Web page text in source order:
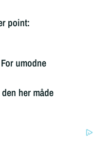
point:
umodne
her måde